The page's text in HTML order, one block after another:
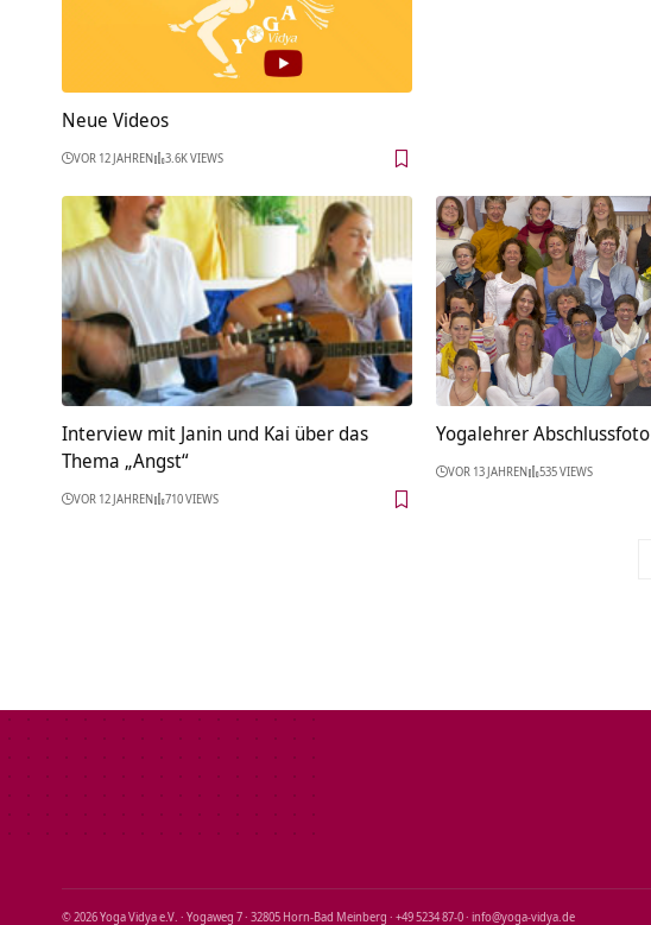
Neue Videos
VOR 12 JAHREN 3.6K VIEWS
Interview mit Janin und Kai über das
Thema „Angst“
VOR 12 JAHREN 710 VIEWS
Yogalehrer Abschlussfoto
VOR 13 JAHREN 535 VIEWS
© 2026 Yoga Vidya e.V. · Yogaweg 7 · 32805 Horn‑Bad Meinberg · +49 5234 87‑0 · info@yoga‑vidya.de